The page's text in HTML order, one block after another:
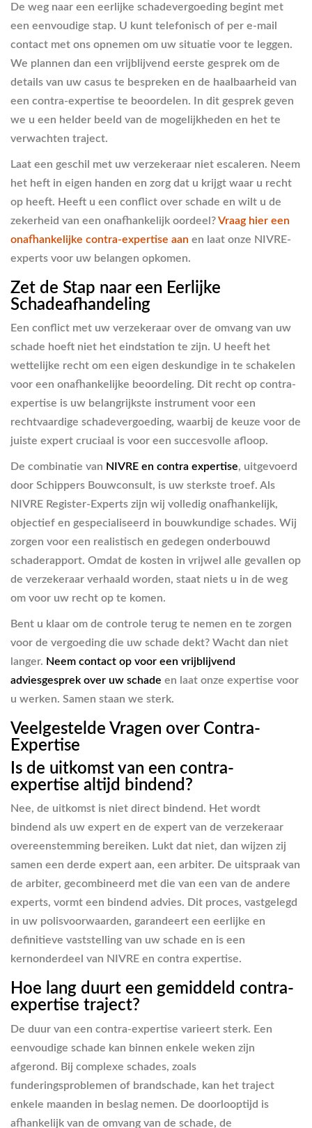
De weg naar een eerlijke schadevergoeding begint met
een eenvoudige stap. U kunt telefonisch of per e-mail
contact met ons opnemen om uw situatie voor te leggen.
We plannen dan een vrijblijvend eerste gesprek om de
details van uw casus te bespreken en de haalbaarheid van
een contra-expertise te beoordelen. In dit gesprek geven
we u een helder beeld van de mogelijkheden en het te
verwachten traject.
Laat een geschil met uw verzekeraar niet escaleren. Neem
het heft in eigen handen en zorg dat u krijgt waar u recht
op heeft. Heeft u een conflict over schade en wilt u de
zekerheid van een onafhankelijk oordeel?Vraag hier een
onafhankelijke contra-expertise aan en laat onze NIVRE-
experts voor uw belangen opkomen.
Zet de Stap naar een Eerlijke
Schadeafhandeling
Een conflict met uw verzekeraar over de omvang van uw
schade hoeft niet het eindstation te zijn. U heeft het
wettelijke recht om een eigen deskundige in te schakelen
voor een onafhankelijke beoordeling. Dit recht op contra-
expertise is uw belangrijkste instrument voor een
rechtvaardige schadevergoeding, waarbij de keuze voor de
juiste expert cruciaal is voor een succesvolle afloop.
De combinatie van NIVRE en contra expertise, uitgevoerd
door Schippers Bouwconsult, is uw sterkste troef. Als
NIVRE Register-Experts zijn wij volledig onafhankelijk,
objectief en gespecialiseerd in bouwkundige schades. Wij
zorgen voor een realistisch en gedegen onderbouwd
schaderapport. Omdat de kosten in vrijwel alle gevallen op
de verzekeraar verhaald worden, staat niets u in de weg
om voor uw recht op te komen.
Bent u klaar om de controle terug te nemen en te zorgen
voor de vergoeding die uw schade dekt? Wacht dan niet
langer. Neem contact op voor een vrijblijvend
adviesgesprek over uw schade en laat onze expertise voor
u werken. Samen staan we sterk.
Veelgestelde Vragen over Contra-
Expertise
Is de uitkomst van een contra-
expertise altijd bindend?
Nee, de uitkomst is niet direct bindend. Het wordt
bindend als uw expert en de expert van de verzekeraar
overeenstemming bereiken. Lukt dat niet, dan wijzen zij
samen een derde expert aan, een arbiter. De uitspraak van
de arbiter, gecombineerd met die van een van de andere
experts, vormt een bindend advies. Dit proces, vastgelegd
in uw polisvoorwaarden, garandeert een eerlijke en
definitieve vaststelling van uw schade en is een
kernonderdeel van NIVRE en contra expertise.
Hoe lang duurt een gemiddeld contra-
expertise traject?
De duur van een contra-expertise varieert sterk. Een
eenvoudige schade kan binnen enkele weken zijn
afgerond. Bij complexe schades, zoals
funderingsproblemen of brandschade, kan het traject
enkele maanden in beslag nemen. De doorlooptijd is
afhankelijk van de omvang van de schade, de